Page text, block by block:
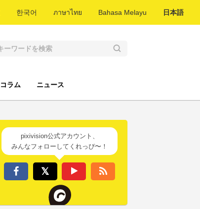
한국어 ภาษาไทย Bahasa Melayu 日本語
コラム ニュース
pixivision公式アカウント、
みんなフォローしてくれっぴ〜！